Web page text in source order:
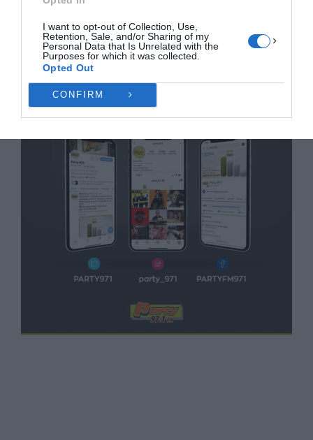
I want to opt-out of Collection, Use,
Retention, Sale, and/or Sharing of my
Personal Data that Is Unrelated with the
Purposes for which it was collected.
Opted Out
CONFIRM